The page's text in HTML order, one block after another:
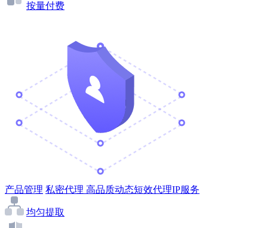
按量付费
产品管理 私密代理 高品质动态短效代理IP服务
均匀提取